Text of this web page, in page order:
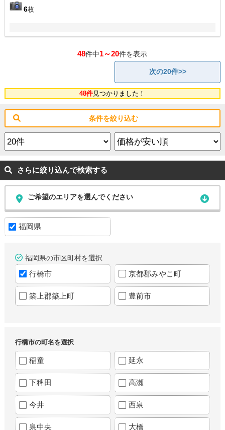
6枚
48件中1～20件を表示
次の20件>>
48件見つかりました！
条件を絞り込む
さらに絞り込んで検索する
ご希望のエリアを選んでください
福岡県
福岡県の市区町村を選択
行橋市 京都郡みやこ町
築上郡築上町 豊前市
行橋市の町名を選択
稲童 延永
下稗田 高瀬
今井 西泉
泉中央 大橋